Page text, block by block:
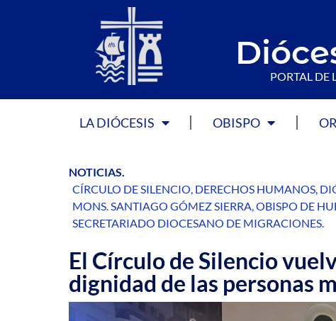
PORTAL DE
LA DIÓCESIS OBISPO
NOTICIAS.
CÍRCULO DE SILENCIO, DERECHOS HUMANOS,
MONS. SANTIAGO GÓMEZ SIERRA,OBISPO DE
SECRETARIADO DIOCESANO DE MIGRACIONES.
El Círculo de Silencio
dignidad de las personas